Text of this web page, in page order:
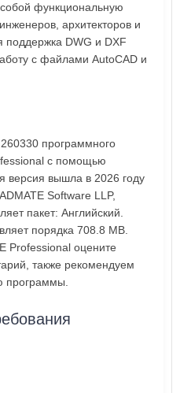
функциональную
архитекторов и
поддержка DWG и DXF
с файлами AutoCAD и
программного
с помощью
версия вышла в 2026 году
Software LLP,
пакет: Английский.
порядка 708.8 MB.
Professional оцените
также рекомендуем
программы.